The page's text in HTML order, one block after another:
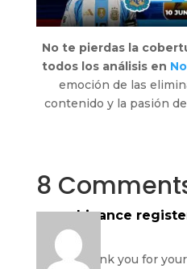
No te pierdas la
todos los análisis en
emoción de las
contenido y la pasión
8
binance
pm
Thank you for